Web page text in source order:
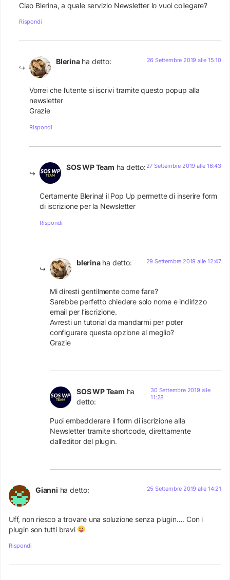
Ciao Blerina, a quale servizio Newsletter lo vuoi collegare?
Rispondi
Blerina ha detto: 26 Settembre 2019 alle 15:10
Vorrei che l’utente si iscrivi tramite questo popup alla
newsletter
Grazie
Rispondi
SOS WP Team ha detto: 27 Settembre 2019 alle 16:43
Certamente Blerina! il Pop Up permette di inserire form
di iscrizione per la Newsletter
Rispondi
blerina ha detto: 29 Settembre 2019 alle 12:47
Mi diresti gentilmente come fare?
Sarebbe perfetto chiedere solo nome e indirizzo
email per l’iscrizione.
Avresti un tutorial da mandarmi per poter
configurare questa opzione al meglio?
Grazie
SOS WP Team ha
detto:
30 Settembre 2019 alle
11:28
Puoi embedderare il form di iscrizione alla
Newsletter tramite shortcode, direttamente
dall’editor del plugin.
Gianni ha detto: 25 Settembre 2019 alle 14:21
Uff, non riesco a trovare una soluzione senza plugin…. Con i
plugin son tutti bravi
Rispondi